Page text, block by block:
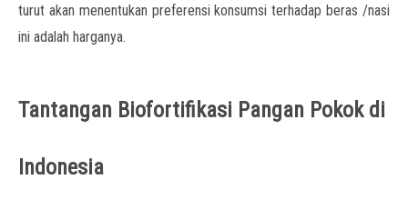
turut akan menentukan preferensi konsumsi terhadap beras /nasi
ini adalah harganya.
Tantangan Biofortifikasi Pangan Pokok di
Indonesia